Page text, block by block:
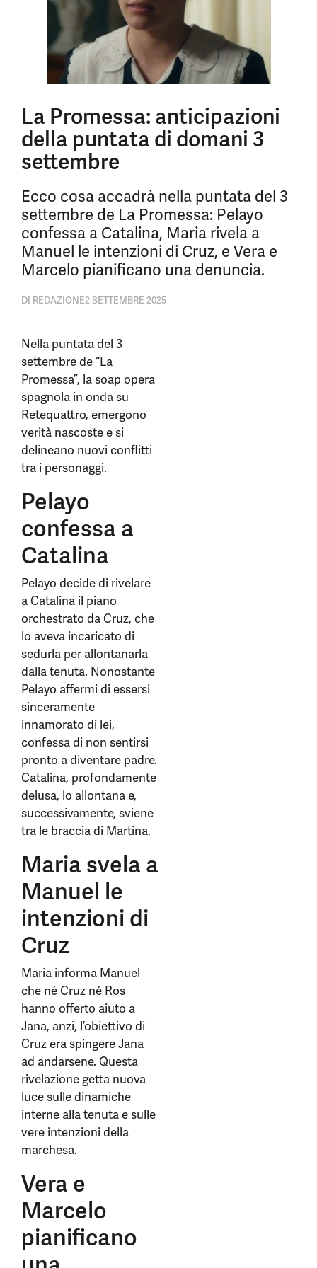
La Promessa: anticipazioni
della puntata di domani 3
settembre
Ecco cosa accadrà nella puntata del 3
settembre de La Promessa: Pelayo
confessa a Catalina, Maria rivela a
Manuel le intenzioni di Cruz, e Vera e
Marcelo pianificano una denuncia.
DI REDAZIONE2 SETTEMBRE 2025
Nella puntata del 3
settembre de “La
Promessa”, la soap opera
spagnola in onda su
Retequattro, emergono
verità nascoste e si
delineano nuovi conflitti
tra i personaggi.
Pelayo
confessa a
Catalina
Pelayo decide di rivelare
a Catalina il piano
orchestrato da Cruz, che
lo aveva incaricato di
sedurla per allontanarla
dalla tenuta. Nonostante
Pelayo affermi di essersi
sinceramente
innamorato di lei,
confessa di non sentirsi
pronto a diventare padre.
Catalina, profondamente
delusa, lo allontana e,
successivamente, sviene
tra le braccia di Martina.
Maria svela a
Manuel le
intenzioni di
Cruz
Maria informa Manuel
che né Cruz né Ros
hanno offerto aiuto a
Jana, anzi, l’obiettivo di
Cruz era spingere Jana
ad andarsene. Questa
rivelazione getta nuova
luce sulle dinamiche
interne alla tenuta e sulle
vere intenzioni della
marchesa.
Vera e
Marcelo
pianificano